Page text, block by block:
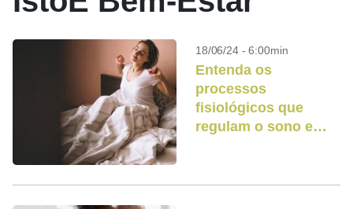
18/06/24 - 6:00min
Entenda os
processos
fisiológicos que
regulam o sono e